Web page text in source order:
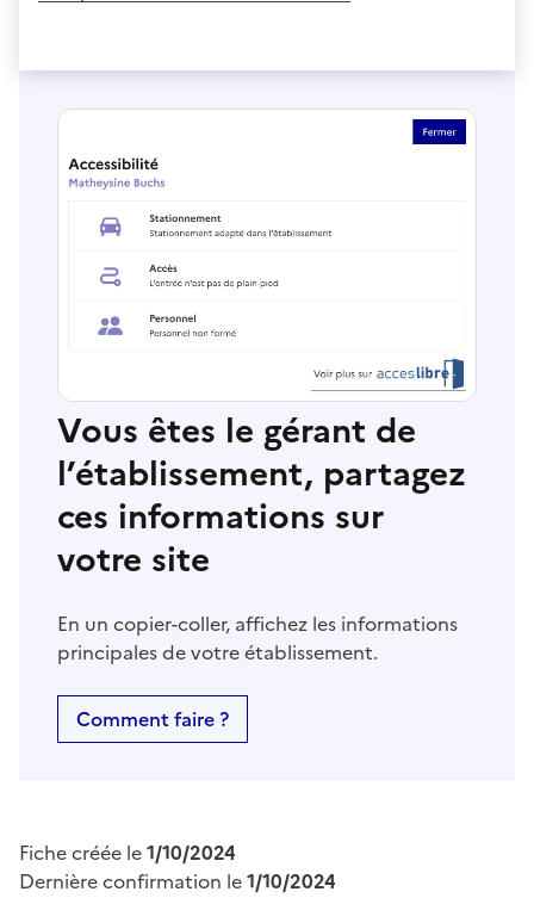
Vous êtes le gérant de
l’établissement, partagez
ces informations sur
votre site
En un copier-coller, affichez les informations
principales de votre établissement.
Comment faire ?
Fiche créée le1/10/2024
Dernière confirmation le1/10/2024